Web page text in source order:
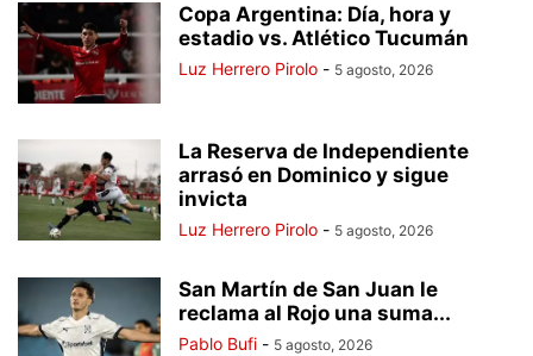
Copa Argentina: Día, hora y
estadio vs. Atlético Tucumán
Luz Herrero Pirolo - 5 agosto, 2026
La Reserva de Independiente
arrasó en Dominico y sigue
invicta
Luz Herrero Pirolo - 5 agosto, 2026
San Martín de San Juan le
reclama al Rojo una suma...
Pablo Bufi - 5 agosto, 2026